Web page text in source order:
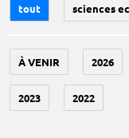
tout sciences
À VENIR 2026
2023 2022